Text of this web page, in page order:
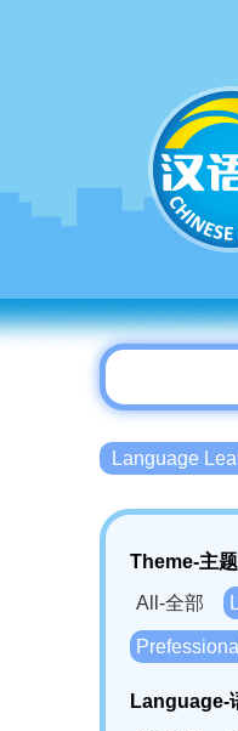
Language
Theme-主题
All-全部
Language-